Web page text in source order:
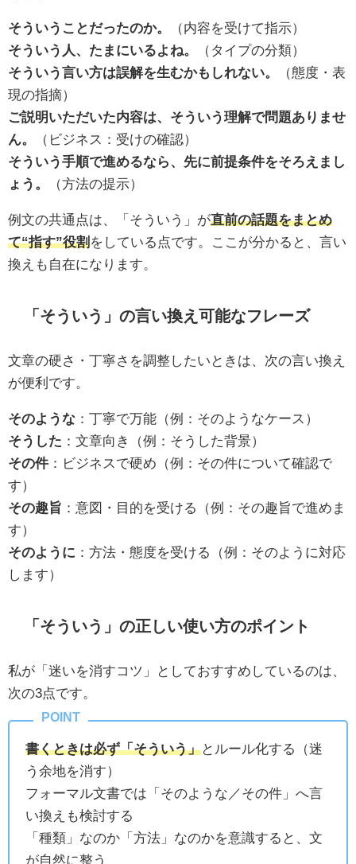
そういうことだったのか。
（内容を受けて指示）
そういう人、たまにいるよね。
（タイプの分類）
そういう言い方は誤解を生むかもしれない。
（態度・表
現の指摘）
ご説明いただいた内容は、そういう理解で問題ありませ
ん。
（ビジネス：受けの確認）
そういう手順で進めるなら、先に前提条件をそろえまし
ょう。
（方法の提示）
例文の共通点は、「そういう」が直前の話題をまとめ
て“指す”役割をしている点です。ここが分かると、言い
換えも自在になります。
「そういう」の言い換え可能なフレーズ
文章の硬さ・丁寧さを調整したいときは、次の言い換え
が便利です。
そのような ：丁寧で万能（例：そのようなケース）
そうした ：文章向き（例：そうした背景）
その件 ：ビジネスで硬め（例：その件について確認で
す）
その趣旨 ：意図・目的を受ける（例：その趣旨で進めま
す）
そのように ：方法・態度を受ける（例：そのように対応
します）
「そういう」の正しい使い方のポイント
私が「迷いを消すコツ」としておすすめしているのは、
次の3点です。
書くときは必ず「そういう」とルール化する（迷
う余地を消す）
フォーマル文書では「そのような／その件」へ言
い換えも検討する
「種類」なのか「方法」なのかを意識すると、文
が自然に整う